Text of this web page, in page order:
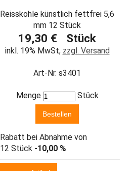
Reisskohle künstlich fettfrei 5,6
mm 12 Stück
19,30 € Stück
inkl. 19% MwSt, zzgl. Versand
Art-Nr. s3401
Menge Stück
Rabatt bei Abnahme von
12 Stück -10,00 %